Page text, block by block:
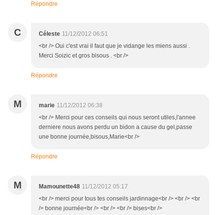
Répondre
C Céleste 11/12/2012 06:51
<br /> Oui c'est vrai il faut que je vidange les miens aussi .
Merci Soizic et gros bisous . <br />
Répondre
M marie 11/12/2012 06:38
<br /> Merci pour ces conseils qui nous seront utiles,l'annee
derniere nous avons perdu un bidon a cause du gel,passe
une bonne journée,bisous,Marie<br />
Répondre
M Mamounette48 11/12/2012 05:17
<br /> merci pour tous tes conseils jardinnage<br /> <br /> <br
/> bonne journée<br /> <br /> <br /> bises<br />